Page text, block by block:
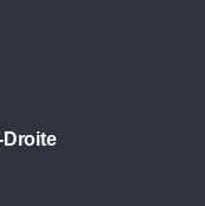
Droite